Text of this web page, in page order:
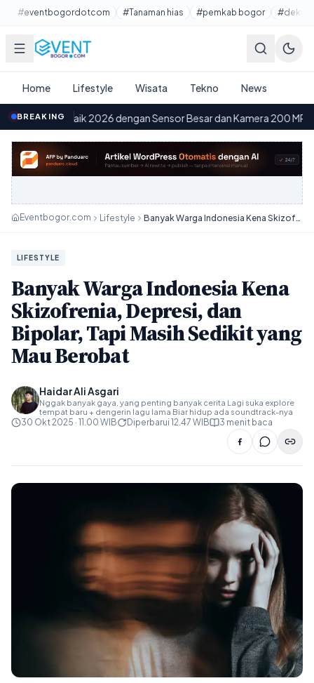
Lewati ke konten utama
#eventbogordotcom #Tanaman hias #pemkab bogor
Home Lifestyle Wisata Tekno News
BREAKING
2026 dengan Sensor Besar dan Kamera 200 MP· 09.03
Eventbogor.com Lifestyle Banyak Warga Indonesia Kena Skizofrenia, Depresi, dan Bipolar, Tapi Masih Sedikit yang Mau Berobat
LIFESTYLE
Banyak Warga Indonesia Kena
Skizofrenia, Depresi, dan
Bipolar, Tapi Masih Sedikit yang
Mau Berobat
Haidar Ali Asgari
Nggak banyak gaya, yang penting banyak cerita Lagi suka explore
tempat baru + dengerin lagu lama Biar hidup ada soundtrack-nya
30 Okt 2025 · 11.00 WIB Diperbarui 12.47 WIB 3 menit baca